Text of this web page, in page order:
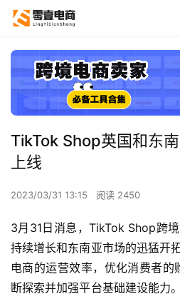
TikTok Shop英国和东
上线
2023/03/31 13:15 阅读 2450
3月31日消息，TikTok Shop跨
持续增长和东南亚市场的迅猛开
电商的运营效率，优化消费者
断探索并加强平台基础建设能力